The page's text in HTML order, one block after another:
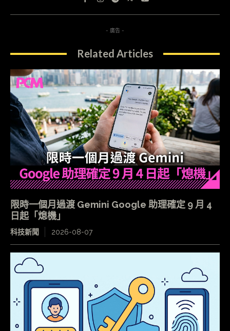
- 廣告 -
Related Articles
限時一個月過渡 Gemini Google 助理確定 9 月 4
日起「熄機」
科技新聞 2026-08-07